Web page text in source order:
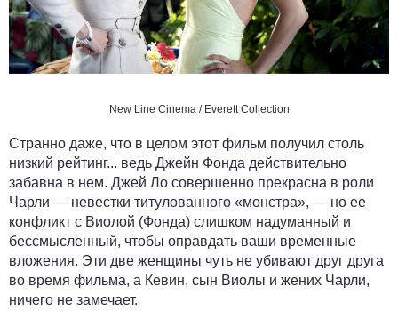
New Line Cinema / Everett Collection
Странно даже, что в целом этот фильм получил столь
низкий рейтинг... ведь Джейн Фонда действительно
забавна в нем. Джей Ло совершенно прекрасна в роли
Чарли — невестки титулованного «монстра», — но ее
конфликт с Виолой (Фонда) слишком надуманный и
бессмысленный, чтобы оправдать ваши временные
вложения. Эти две женщины чуть не убивают друг друга
во время фильма, а Кевин, сын Виолы и жених Чарли,
ничего не замечает.